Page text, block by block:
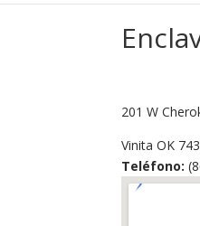
201 W
Vinita OK
Teléfono: